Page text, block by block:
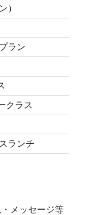
）
ラン
クラス
ランチ
メッセージ等